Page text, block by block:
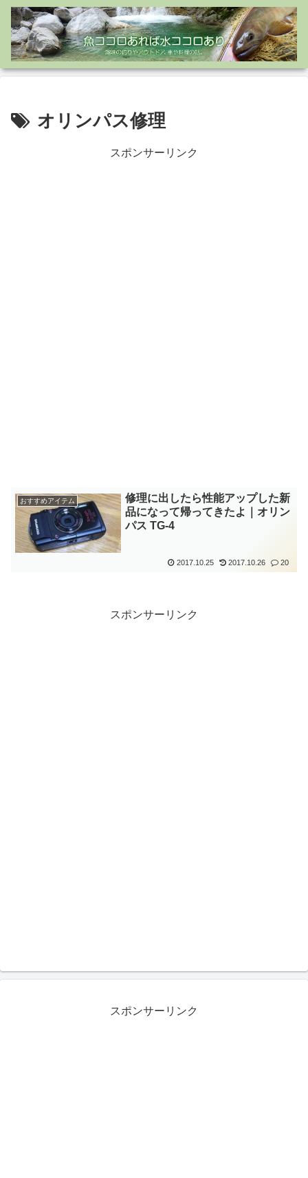
オリンパス修理
スポンサーリンク
おすすめアイテム
修理に出したら性能アップした新
品になって帰ってきたよ｜オリン
パス TG-4
2017.10.25 2017.10.26 20
スポンサーリンク
スポンサーリンク